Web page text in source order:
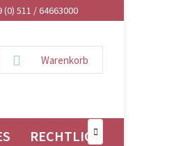
(0) 511 / 64663000
Warenkorb
RECHTLICHES
